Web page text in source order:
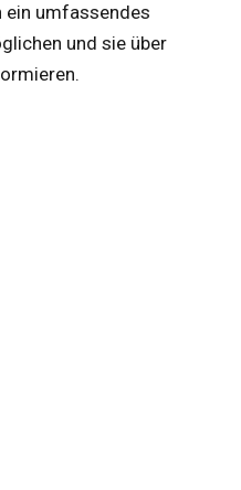
ein umfassendes
und sie über